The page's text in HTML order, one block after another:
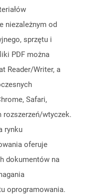
niezależnym od
sprzętu i
PDF można
Reader/Writer, a
Safari,
rozszerzeń/wtyczek.
rynku
oferuje
dokumentów na
oprogramowania.